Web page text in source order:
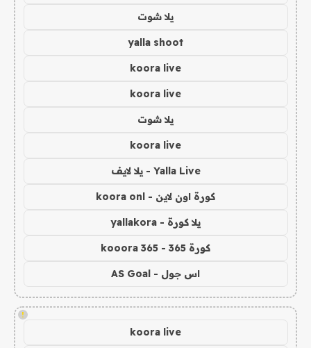
يلا شوت
yalla shoot
koora live
koora live
يلا شوت
koora live
Yalla Live - يلا لايف
كورة اون لاين - koora onl
يلا كورة - yallakora
كورة 365 - kooora 365
اس جول - AS Goal
!
koora live